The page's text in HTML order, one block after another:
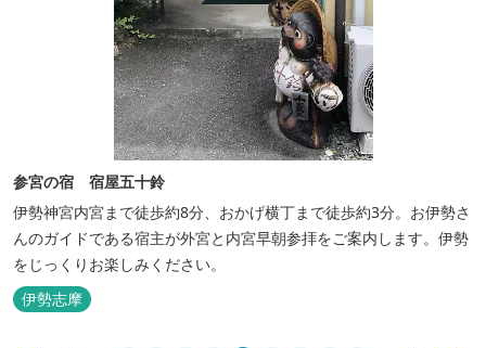
参宮の宿 宿屋五十鈴
伊勢神宮内宮まで徒歩約8分、おかげ横丁まで徒歩約3分。お伊勢さ
んのガイドである宿主が外宮と内宮早朝参拝をご案内します。伊勢
をじっくりお楽しみください。
伊勢志摩